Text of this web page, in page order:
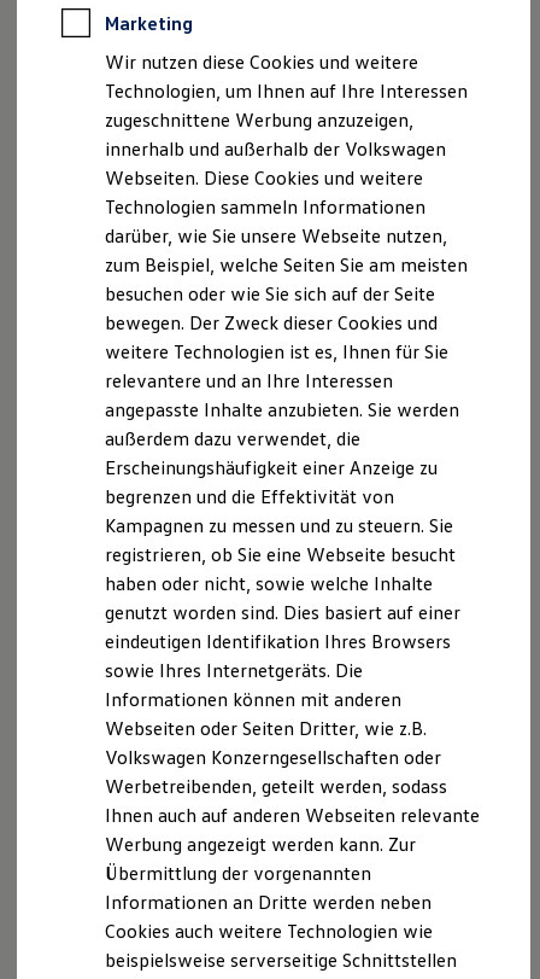
Rekuperation
Laden unterwegs
Laden Zuhause
Ladestationen finden
Ladezeitensimulator
Batterie
Sicherheit
Nachhaltigkeit
Technologie
Kosten und Kauf
Verbrauchskosten
Kaufoptionen
E-Auto-Förderung
Software und Konnektivität
Die ID. Software 6
ID. Software Versionen und Updates
Digitale Extras
Schnittstellen zu Ihrem ID.
Marke und Erlebnis
Volkswagen R und R Experience
R-Modelle
R Experience
Driving Experience
Volkswagen entdecken
Werkbesichtigung
Lifestyle Shop
T-Roc Kollektion
Golf Kollektion
Volkswagen Kollektion
R-Kollektion
GTI Kollektion
Fußball Drop
we drive football
#wedriveproud
Besitzer und Service
myVolkswagen
Software Updates
Service und Ersatzteile
Inspektion und HU/AU
vereisten, verschneiten oder matschigen Straßen
weiterfahren können.
Sind Schneeketten Pflicht?
Je nach Land gelten bezüglich der Schneekettenpflicht
unterschiedliche Vorschriften. In Deutschland gibt es keine
allgemeine Schneekettenpflicht. Allerdings gibt es Straßen
und Regionen, in denen bei winterlichen Verhältnissen
Schneeketten aufgezogen werden müssen. Das gilt dann
auch für Fahrzeuge mit Allradantrieb. Ein rundes Schild mit
blauem Grund und Schneekettensymbol kennzeichnet diese
Welche Schneeketten gibt es?
Man unterscheidet zwischen vollwertigen Schneeketten und
Anfahrhilfen – letztere genügen bei einer
Schneekettenpflicht nicht. Weiterhin wird nach Antriebs-
und Spurketten differenziert. Die meisten auf Pkw- oder
Lkw-Reifen verwendeten Ketten sind eine Kombination aus
Wie schnell darf ich mit Schneeketten
fahren?
Die Höchstgeschwindigkeit für das Fahren mit
Schneeketten ist in vielen Ländern gesetzlich geregelt. In
Deutschland ist sie auf 50 km/h begrenzt.
Marketing
Wir nutzen diese Cookies und weitere
Technologien, um Ihnen auf Ihre Interessen
zugeschnittene Werbung anzuzeigen,
innerhalb und außerhalb der Volkswagen
Webseiten. Diese Cookies und weitere
Technologien sammeln Informationen
darüber, wie Sie unsere Webseite nutzen,
zum Beispiel, welche Seiten Sie am meisten
besuchen oder wie Sie sich auf der Seite
bewegen. Der Zweck dieser Cookies und
weitere Technologien ist es, Ihnen für Sie
relevantere und an Ihre Interessen
angepasste Inhalte anzubieten. Sie werden
außerdem dazu verwendet, die
Erscheinungshäufigkeit einer Anzeige zu
begrenzen und die Effektivität von
Kampagnen zu messen und zu steuern. Sie
registrieren, ob Sie eine Webseite besucht
haben oder nicht, sowie welche Inhalte
genutzt worden sind. Dies basiert auf einer
eindeutigen Identifikation Ihres Browsers
sowie Ihres Internetgeräts. Die
Informationen können mit anderen
Webseiten oder Seiten Dritter, wie z.B.
Volkswagen Konzerngesellschaften oder
Werbetreibenden, geteilt werden, sodass
Ihnen auch auf anderen Webseiten relevante
Werbung angezeigt werden kann. Zur
Übermittlung der vorgenannten
Informationen an Dritte werden neben
Cookies auch weitere Technologien wie
beispielsweise serverseitige Schnittstellen